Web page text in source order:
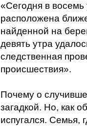
«Сегодня в восемь
расположена
найденной на
девять утра
следственная
происшествия».
Почему о
загадкой. Но, как
испугался. Семья,